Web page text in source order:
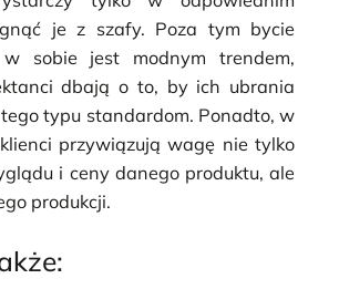
je z szafy. Poza tym bycie
w sobie jest modnym trendem,
dbają o to, by ich ubrania
typu standardom. Ponadto, w
klienci przywiązują wagę nie tylko
i ceny danego produktu, ale
produkcji.